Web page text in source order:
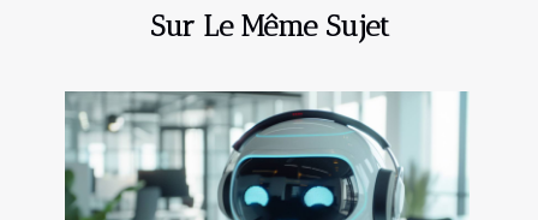
Sur Le Même Sujet